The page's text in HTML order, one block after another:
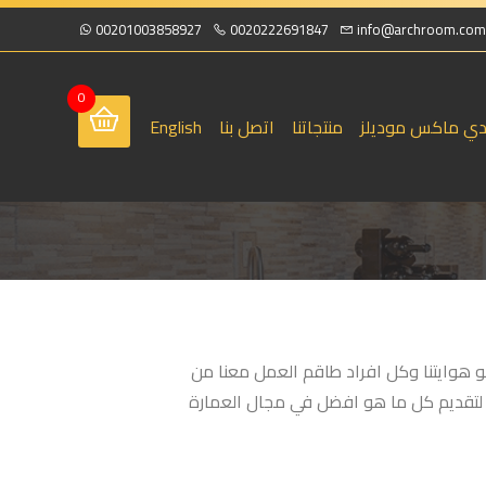
00201003858927 0020222691847 info@archroom.com
0
ماكس موديلز منتجاتنا اتصل بنا English
فعملنا هو هوايتنا وكل افراد طاقم العمل معنا من
لتقديم كل ما هو افضل في مجال العمارة